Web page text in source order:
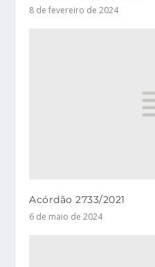
8 de fevereiro de 2024
Acórdão 2733/2021
6 de maio de 2024